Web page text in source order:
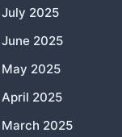
July 2025
June 2025
May 2025
April 2025
March 2025